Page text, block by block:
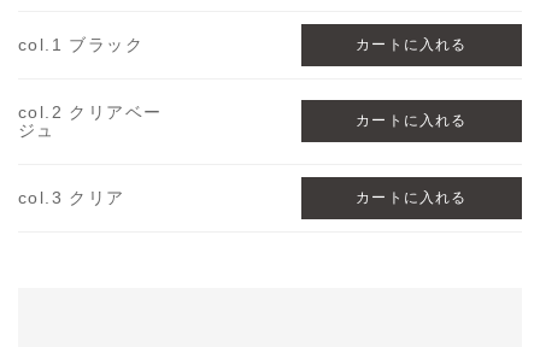
col.1 ブラック
col.2 クリアベー
ジュ
col.3 クリア